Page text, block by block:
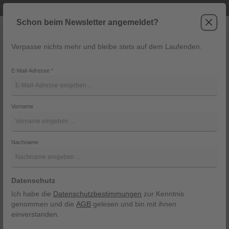
Navigation
Bildergalerie überspringen
Schon beim Newsletter angemeldet?
Verpasse nichts mehr und bleibe stets auf dem Laufenden.
E-Mail-Adresse*
Vorname
Nachname
Datenschutz
Ich habe die Datenschutzbestimmungen zur Kenntnis
genommen und dieAGB gelesen und bin mit ihnen
einverstanden.